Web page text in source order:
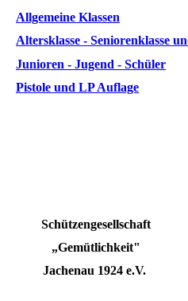
Allgemeine Klassen
Altersklasse - Seniorenklasse
Junioren - Jugend - Schüler
Pistole und LP Auflage
Schützengesellschaft
„Gemütlichkeit"
Jachenau 1924 e.V.